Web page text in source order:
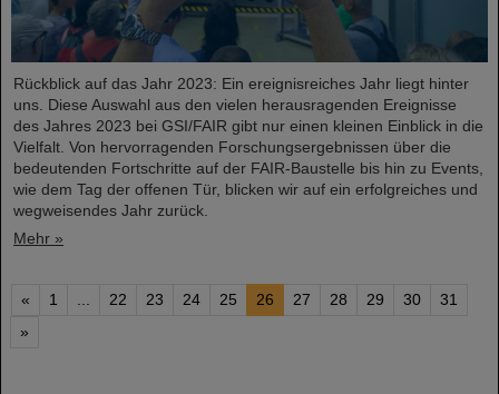
Rückblick auf das Jahr 2023: Ein ereignisreiches Jahr liegt hinter
uns. Diese Auswahl aus den vielen herausragenden Ereignisse
des Jahres 2023 bei GSI/FAIR gibt nur einen kleinen Einblick in die
Vielfalt. Von hervorragenden Forschungsergebnissen über die
bedeutenden Fortschritte auf der FAIR-Baustelle bis hin zu Events,
wie dem Tag der offenen Tür, blicken wir auf ein erfolgreiches und
wegweisendes Jahr zurück.
Mehr »
« 1 22 23 24 25 26 27 28 29 30
31
»